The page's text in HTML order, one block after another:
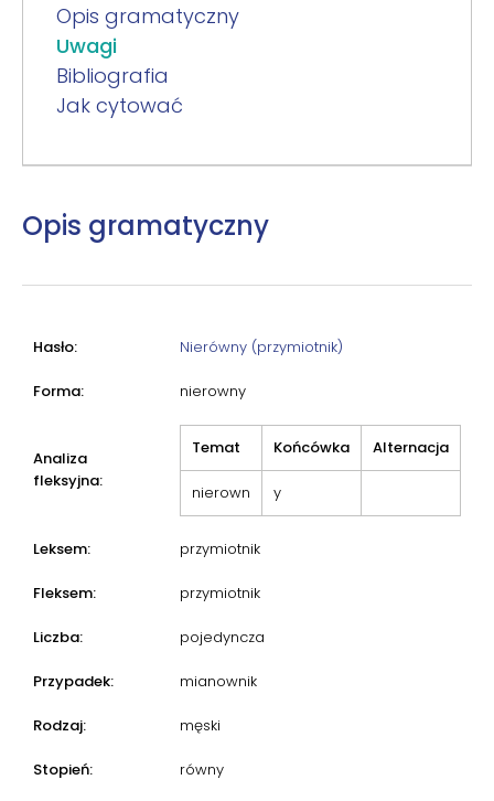
Opis gramatyczny
Uwagi
Bibliografia
Jak cytować
Opis gramatyczny
Hasło: Nierówny (przymiotnik)
Forma: nierowny
Analiza
fleksyjna:
Temat Końcówka Alternacja
nierown y
Leksem: przymiotnik
Fleksem: przymiotnik
Liczba: pojedyncza
Przypadek: mianownik
Rodzaj: męski
Stopień: równy